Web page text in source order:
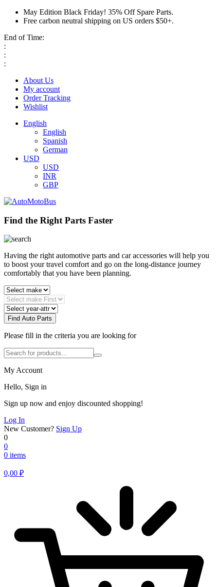
May Edition Black Friday! 35% Off Spare Parts.
Free carbon neutral shipping on US orders $50+.
End of Time:
:
:
:
About Us
My account
Order Tracking
Wishlist
English
English
Spanish
German
USD
USD
INR
GBP
Find the Right Parts Faster
Having the right automotive parts and car accessories will help you
to boost your travel comfort and go on the long-distance journey
comfortably that you have been planning.
Find Auto Parts
Please fill in the criteria you are looking for
My Account
Hello, Sign in
Sign up now and enjoy discounted shopping!
Log In
New Customer? Sign Up
0
0
0 items
0,00 ₽